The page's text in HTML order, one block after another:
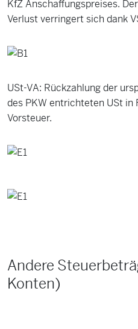
KfZ Anschaffungspreises.
Verlust verringert sich dank
USt-VA: Rückzahlung der
des PKW entrichteten USt in
Vorsteuer.
Andere
Konten)